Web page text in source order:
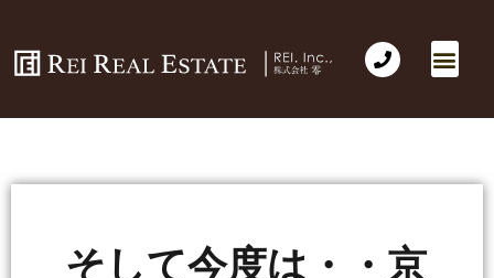
そして今度は・・京